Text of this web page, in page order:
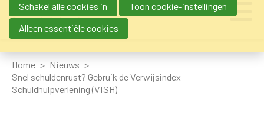
Main navigation
Home
Nieuws
Snel schuldenrust? Gebruik de Verwijsindex
Schuldhulpverlening (VISH)
Schakel alle cookies in
Toon cookie-instellingen
Alleen essentiële cookies